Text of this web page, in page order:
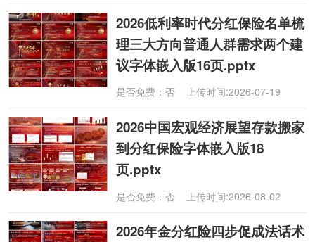
2026低利率时代分红保险名单梳
理三大方向普通人群需求两个建
议字体嵌入版16页.pptx
是否免费：否 上传时间:2026-07-19
2026中国宏观经济展望存款搬家
到分红保险字体嵌入版18
页.pptx
是否免费：否 上传时间:2026-08-02
2026年金分红险四步促成法话术